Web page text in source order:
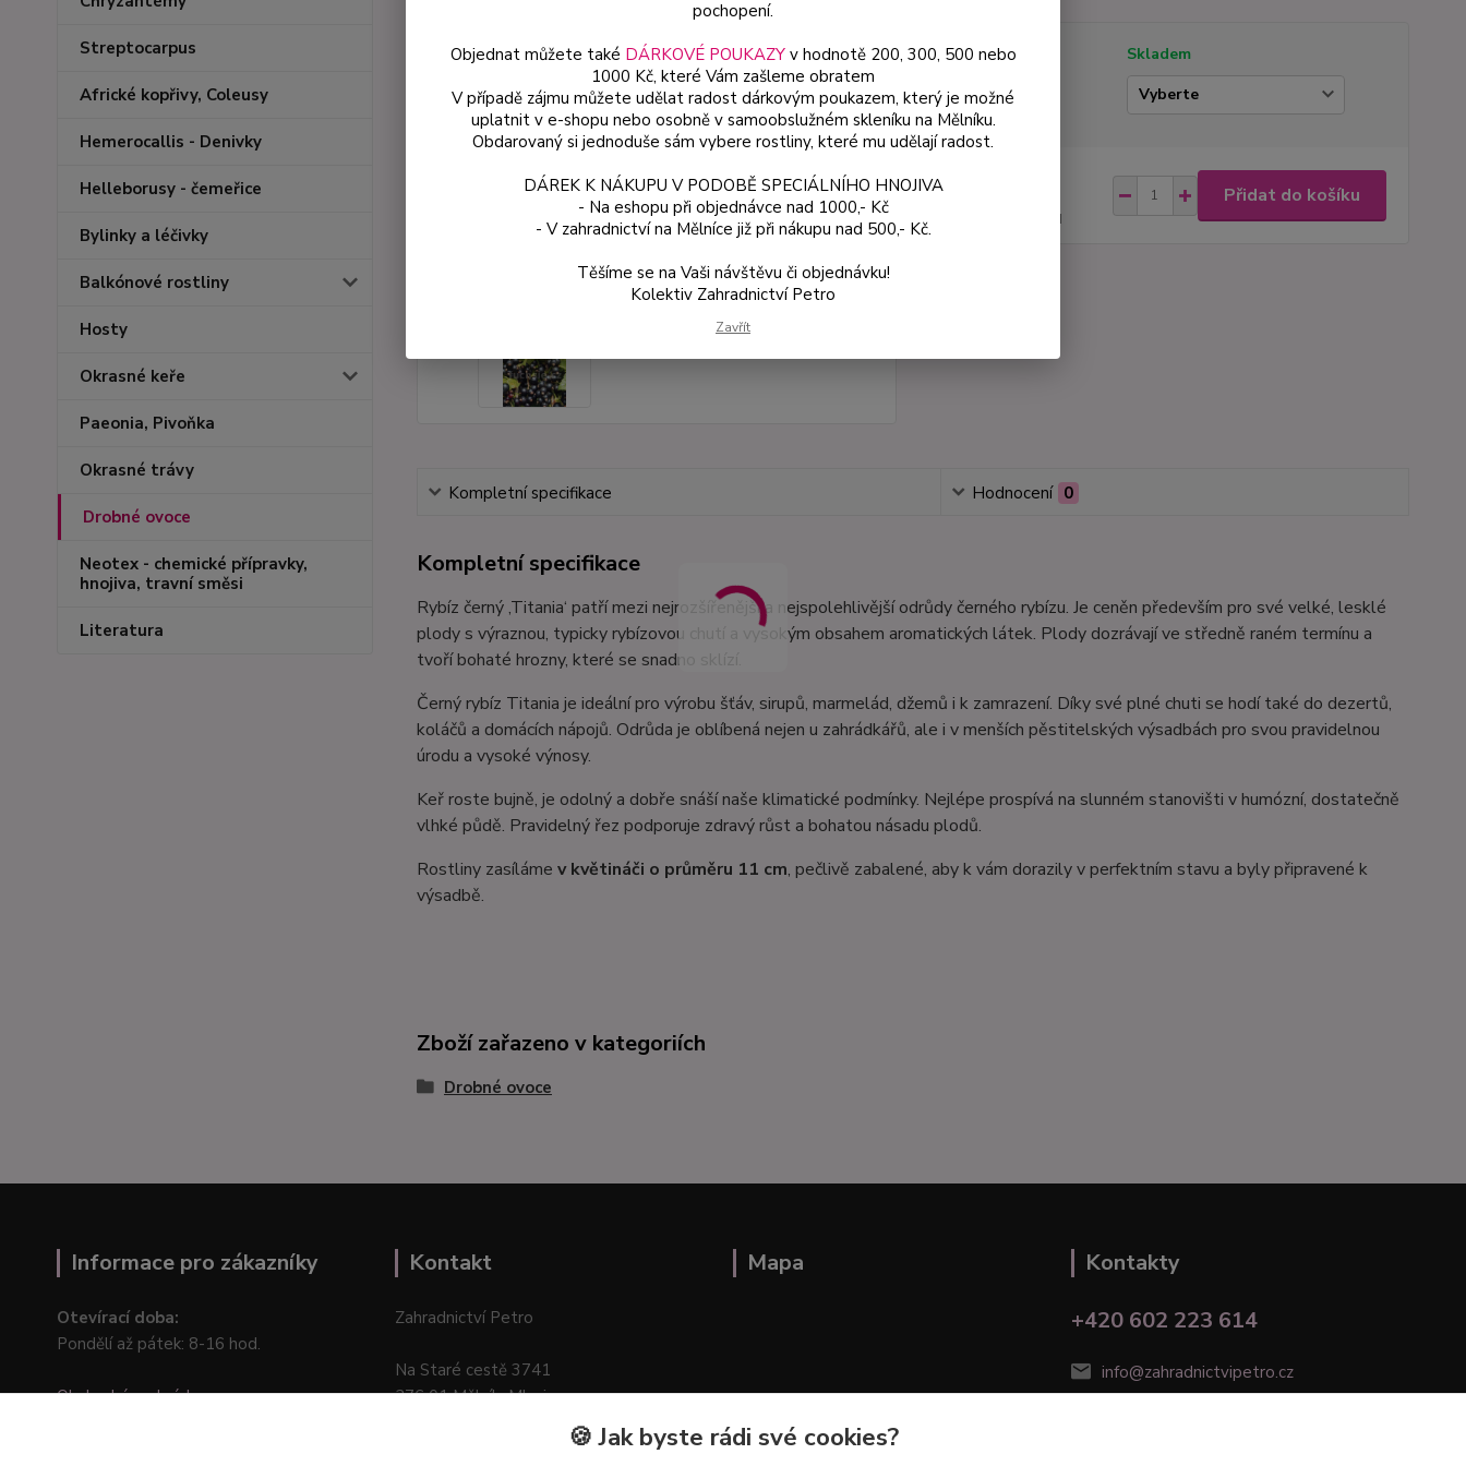
Streptocarpus
Africké kopřivy, Coleusy
Hemerocallis - Denivky
Helleborusy - čemeřice
Bylinky a léčivky
Balkónové rostliny
Hosty
Okrasné keře
Paeonia, Pivoňka
Okrasné trávy
Drobné ovoce
Neotex - chemické přípravky,
hnojiva, travní směsi
Literatura
Dostupnost
Skladem
Varianta
bez DPH
Přidat do košíku
Kompletní specifikace Hodnocení 0
Kompletní specifikace
Rybíz černý ‚Titania‘ patří mezi nejrozšířenější a nejspolehlivější odrůdy černého rybízu. Je ceněn především pro své velké, lesklé
plody s výraznou, typicky rybízovou chutí a vysokým obsahem aromatických látek. Plody dozrávají ve středně raném termínu a
tvoří bohaté hrozny, které se snadno sklízí.
Černý rybíz Titania je ideální pro výrobu šťáv, sirupů, marmelád, džemů i k zamrazení. Díky své plné chuti se hodí také do dezertů,
koláčů a domácích nápojů. Odrůda je oblíbená nejen u zahrádkářů, ale i v menších pěstitelských výsadbách pro svou pravidelnou
úrodu a vysoké výnosy.
Keř roste bujně, je odolný a dobře snáší naše klimatické podmínky. Nejlépe prospívá na slunném stanovišti v humózní, dostatečně
vlhké půdě. Pravidelný řez podporuje zdravý růst a bohatou násadu plodů.
Rostliny zasíláme v květináči o průměru 11 cm, pečlivě zabalené, aby k vám dorazily v perfektním stavu a byly připravené k
výsadbě.
Zboží zařazeno v kategoriích
Drobné ovoce
Informace pro zákazníky
Otevírací doba:
Pondělí až pátek: 8-16 hod.
Obchodní podmínky
Kontakt
Zahradnictví Petro
Na Staré cestě 3741
276 01 Mělník–Mlazice
Mapa
Kontakty
+420 602 223 614
info@zahradnictvipetro.cz
pochopení.
Objednat můžete také DÁRKOVÉ POUKAZYv hodnotě 200, 300, 500 nebo
1000 Kč, které Vám zašleme obratem
V případě zájmu můžete udělat radost dárkovým poukazem, který je možné
uplatnit v e-shopu nebo osobně v samoobslužném skleníku na Mělníku.
Obdarovaný si jednoduše sám vybere rostliny, které mu udělají radost.
DÁREK K NÁKUPU V PODOBĚ SPECIÁLNÍHO HNOJIVA
- Na eshopu při objednávce nad 1000,- Kč
- V zahradnictví na Mělníce již při nákupu nad 500,- Kč.
Těšíme se na Vaši návštěvu či objednávku!
Kolektiv Zahradnictví Petro
Zavřít
🍪 Jak byste rádi své cookies?